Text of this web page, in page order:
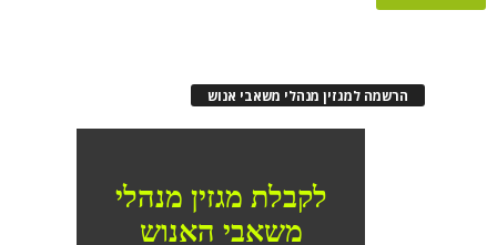
הרשמה למגזין מנהלי משאבי אנוש